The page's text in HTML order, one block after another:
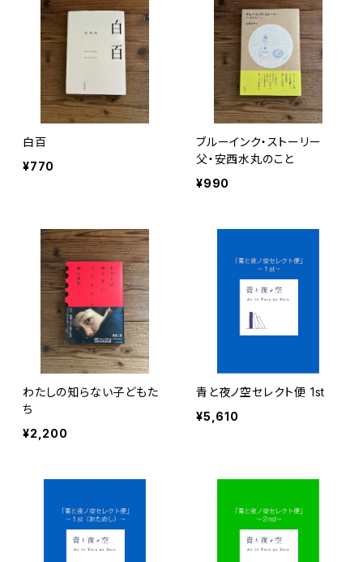
白百
¥770
ブルーインク・ストーリー
父・安西水丸のこと
¥990
わたしの知らない子どもた
ち
¥2,200
青と夜ノ空セレクト便 1st
¥5,610